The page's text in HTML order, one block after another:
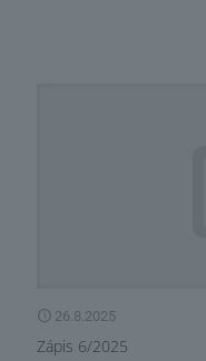
26.8.2025
Zápis 6/2025